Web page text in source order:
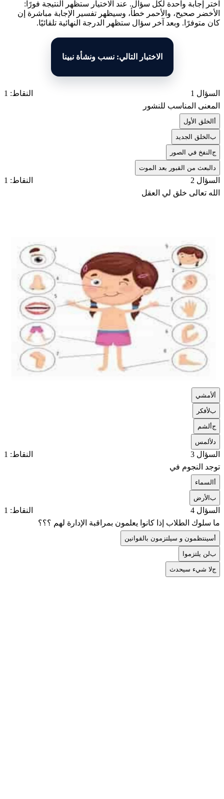
اختر إجابة واحدة لكل سؤال. عند الاختيار ستظهر النتيجة فورًا:
الأخضر صحيح، والأحمر خطأ، وسيظهر تفسير الإجابة مباشرة إن
كان متوفرًا. وبعد آخر سؤال ستظهر الدرجة النهائية تلقائيًا.
الاختبار التالي: نسب ونشأة نبينا
السؤال 1
النقاط: 1
المعنى المناسب للنشور
الخلق الأول
بالخلق الجديد
جالنفخ في الصور
البعث من القبور بعد الموت
السؤال 2
النقاط: 1
الله تعالى خلق لي العقل
لأمشي
بلأفكر
جألشم
لألمس
السؤال 3
النقاط: 1
توجد النجوم في
السماء
بالأرض
السؤال 4
النقاط: 1
ما سلوك الطلاب إذا كانوا يعلمون بمراقبة الإدارة لهم ؟؟؟
سينتظمون و سيلتزمون بالقوانين
بلن يلتزموا
جلا شيء سيحدث